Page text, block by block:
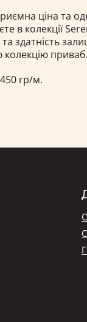
ціна та
в колекції
здатність
гр/м.